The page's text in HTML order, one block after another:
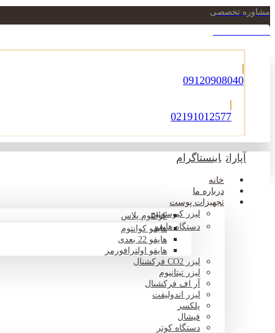
مشاوره تخصصی
09120908040
02191012577
آپارات اینستاگرام
خانه
درباره ما
تجهیزات پوست
لیزر کیوسوئیچکوانتوم پلاس
دستگاه هایفوهایفو کوانتوم
هایفو 22 بعدی
هایفو اولترافورمر
لیزر CO2 فرکشنال
لیزر تیتانیوم
آر اف فرکشنال
لیزر اندولیفت
پلکسر
فیشال
دستگاه کوتر